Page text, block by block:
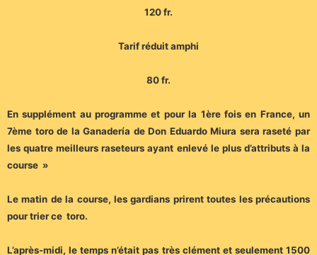
120 fr.
Tarif réduit amphi
80 fr.
En supplément au programme et pour la 1ère fois en France, un
7ème toro de la Ganadería de Don Eduardo Miura sera raseté par
les quatre meilleurs raseteurs ayant enlevé le plus d’attributs à la
course »
Le matin de la course, les gardians prirent toutes les précautions
pour trier ce toro.
L’après-midi, le temps n’était pas très clément et seulement 1500